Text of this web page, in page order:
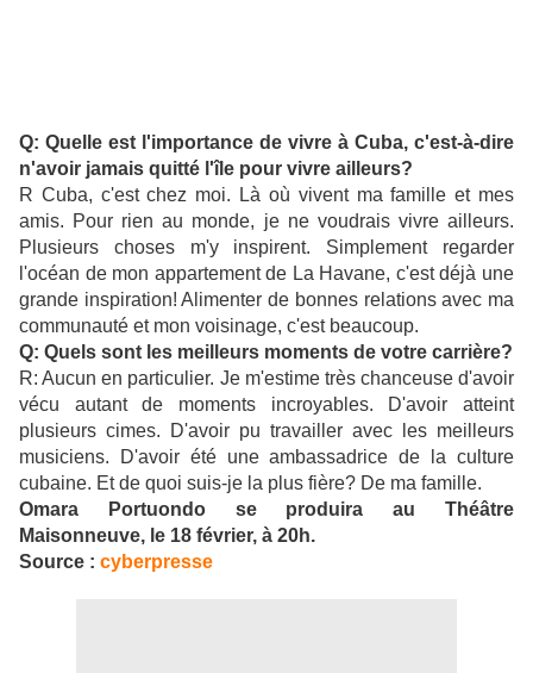
Q: Quelle est l'importance de vivre à Cuba, c'est-à-dire
n'avoir jamais quitté l'île pour vivre ailleurs?
R Cuba, c'est chez moi. Là où vivent ma famille et mes
amis. Pour rien au monde, je ne voudrais vivre ailleurs.
Plusieurs choses m'y inspirent. Simplement regarder
l'océan de mon appartement de La Havane, c'est déjà une
grande inspiration! Alimenter de bonnes relations avec ma
communauté et mon voisinage, c'est beaucoup.
Q: Quels sont les meilleurs moments de votre carrière?
R: Aucun en particulier. Je m'estime très chanceuse d'avoir
vécu autant de moments incroyables. D'avoir atteint
plusieurs cimes. D'avoir pu travailler avec les meilleurs
musiciens. D'avoir été une ambassadrice de la culture
cubaine. Et de quoi suis-je la plus fière? De ma famille.
Omara Portuondo se produira au Théâtre
Maisonneuve, le 18 février, à 20h.
Source : cyberpresse